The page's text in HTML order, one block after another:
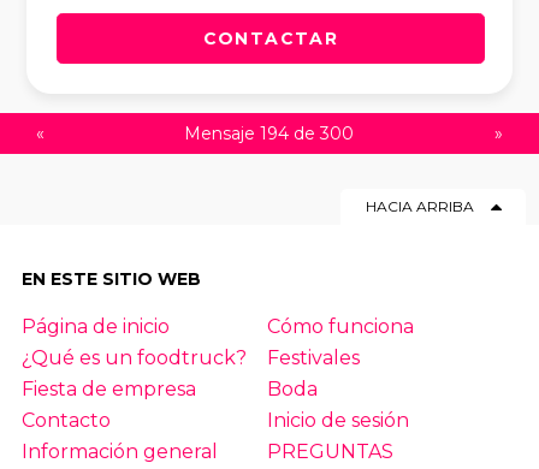
CONTACTAR
« Mensaje 194 de 300 »
HACIA ARRIBA
EN ESTE SITIO WEB
Página de inicio
Cómo funciona
¿Qué es un foodtruck?
Festivales
Fiesta de empresa
Boda
Contacto
Inicio de sesión
Información general
PREGUNTAS